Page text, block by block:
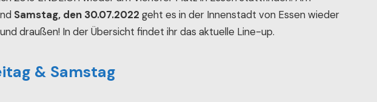
Samstag, den 30.07.2022 geht es in der Innenstadt von Essen wieder
draußen! In der Übersicht findet ihr das aktuelle Line-up.
& Samstag